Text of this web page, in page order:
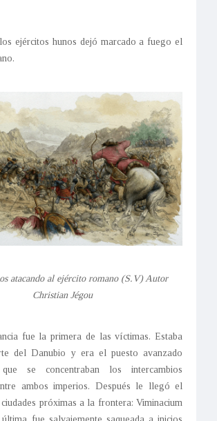
ejércitos hunos dejó marcado a fuego el
atacando al ejército romano (S.V) Autor
Christian Jégou
fue la primera de las víctimas. Estaba
del Danubio y era el puesto avanzado
se concentraban los intercambios
ambos imperios. Después le llegó el
próximas a la frontera: Viminacium